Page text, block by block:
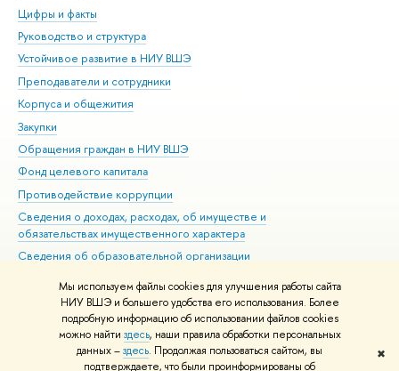
Мы используем файлы cookies для улучшения работы сайта
НИУ ВШЭ и большего удобства его использования. Более
подробную информацию об использовании файлов cookies
можно найти здесь, наши правила обработки персональных
данных –здесь. Продолжая пользоваться сайтом, вы
подтверждаете, что были проинформированы об
✖
Цифры и факты
Руководство и структура
Устойчивое развитие в НИУ ВШЭ
Преподаватели и сотрудники
Корпуса и общежития
Закупки
Обращения граждан в НИУ ВШЭ
Фонд целевого капитала
Противодействие коррупции
Сведения о доходах, расходах, об имуществе и
обязательствах имущественного характера
Сведения об образовательной организации
Людям с ограниченными возможностями здоровья
Единая платежная страница
Работа в Вышке